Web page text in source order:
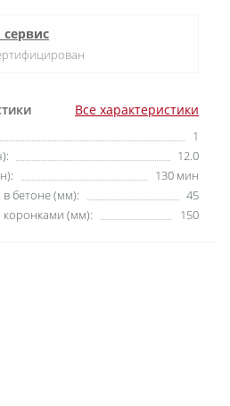
Все характеристики
1
12.0
130 мин
бетоне (мм):
45
коронками (мм):
150
сервис